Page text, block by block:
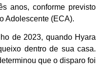
anos, conforme previsto
Adolescente (ECA).
de 2023, quando Hyara
dentro de sua casa.
que o disparo foi